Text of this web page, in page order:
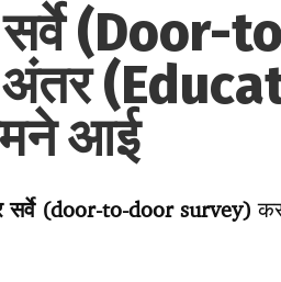
सर्वे (Door-
अंतर
आई
सर्वे (door-to-door survey)